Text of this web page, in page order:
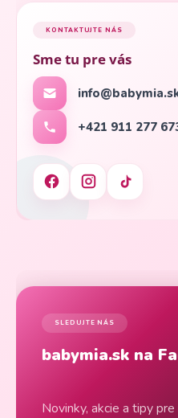
KONTAKTUJTE NÁS
Sme tu pre vás
+421 911 277
SLEDUJTE NÁS
babymia.sk na
Novinky, akcie a tipy